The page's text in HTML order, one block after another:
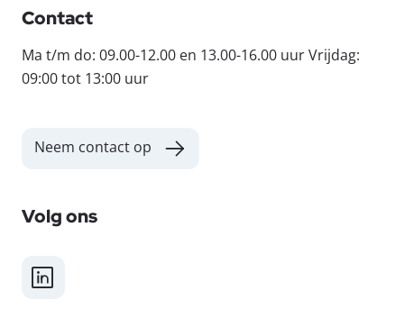
Contact
Ma t/m do: 09.00-12.00 en 13.00-16.00 uur Vrijdag:
09:00 tot 13:00 uur
Neem contact op
Volg ons
LinkedIn